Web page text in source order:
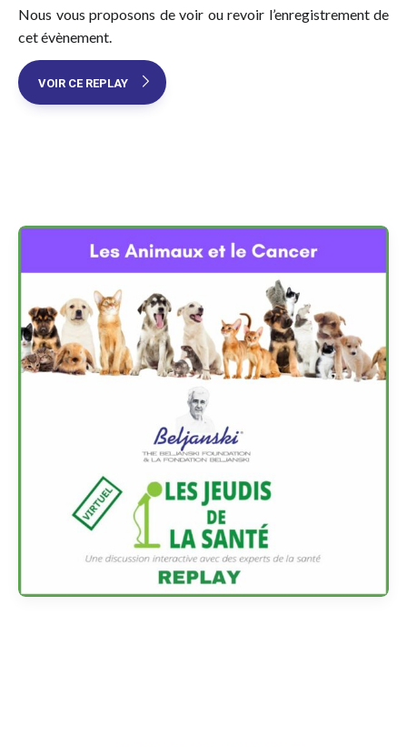
Nous vous proposons de voir ou revoir l’enregistrement de
cet évènement.
VOIR CE REPLAY